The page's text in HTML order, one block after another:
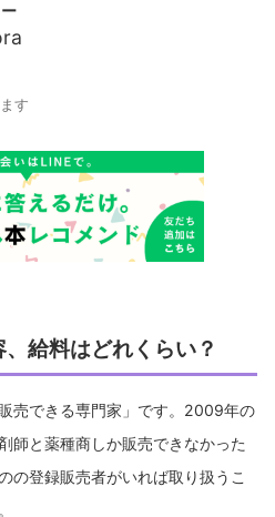
す
給料はどれくらい？
売できる専門家」です。2009年の
師と薬種商しか販売できなかった
の登録販売者がいれば取り扱うこ